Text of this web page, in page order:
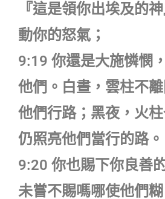
『這是領你出埃及的
動你的怒氣；
9:19 你還是大施憐憫
他們。白晝，雲柱不
他們行路；黑夜，火
仍照亮他們當行的路。
9:20 你也賜下你良善
未嘗不賜嗎哪使他們